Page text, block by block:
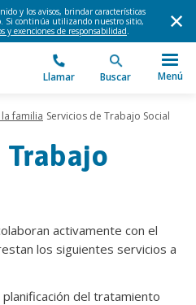
y los avisos, brindar características
Si continúa utilizando nuestro sitio,
y exenciones de responsabilidad.
Llamar Buscar Menú
familia Servicios de Trabajo Social
Trabajo
activamente con el
los siguientes servicios a
planificación del tratamiento